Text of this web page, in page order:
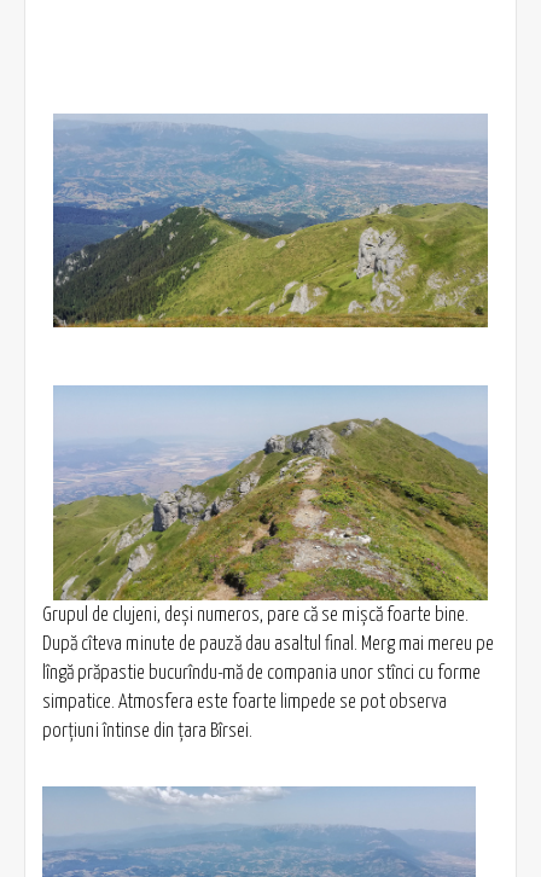
Grupul de clujeni, deși numeros, pare că se mișcă foarte bine.
După cîteva minute de pauză dau asaltul final. Merg mai mereu pe
lîngă prăpastie bucurîndu-mă de compania unor stînci cu forme
simpatice. Atmosfera este foarte limpede se pot observa
porțiuni întinse din țara Bîrsei.